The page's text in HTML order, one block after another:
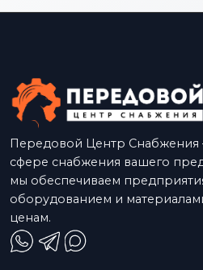
Передовой Центр
сфере снабжения вашего
мы обеспечиваем
оборудованием и
ценам.